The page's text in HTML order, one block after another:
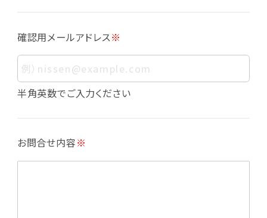
個人情報の利用目的について
下の通りであり、これらの目的達成の範囲を超
えてお客様の個人情報を利用することはありま
せん。
・会員登録者の個人認証
・会員ポイントプログラムの運営
・メールマガジンの配信
・本サービスに関する規約等の変更の通知
確認用メールアドレス※
半角英数でご入力ください
お問合せ内容※